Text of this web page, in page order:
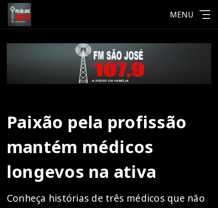
MENU
Paixão pela profissão
mantém médicos
longevos na ativa
Conheça histórias de três médicos que não